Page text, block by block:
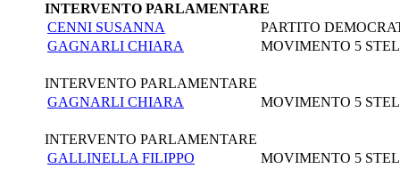
INTERVENTO PARLAMENTARE
CENNI SUSANNA
PARTITO
GAGNARLI CHIARA
MOVIMENTO 5
INTERVENTO PARLAMENTARE
GAGNARLI CHIARA
MOVIMENTO 5
INTERVENTO PARLAMENTARE
GALLINELLA FILIPPO
MOVIMENTO 5